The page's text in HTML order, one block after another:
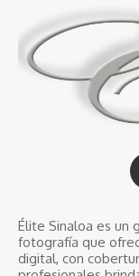
Élite Sinaloa es un
fotografía que
digital, con